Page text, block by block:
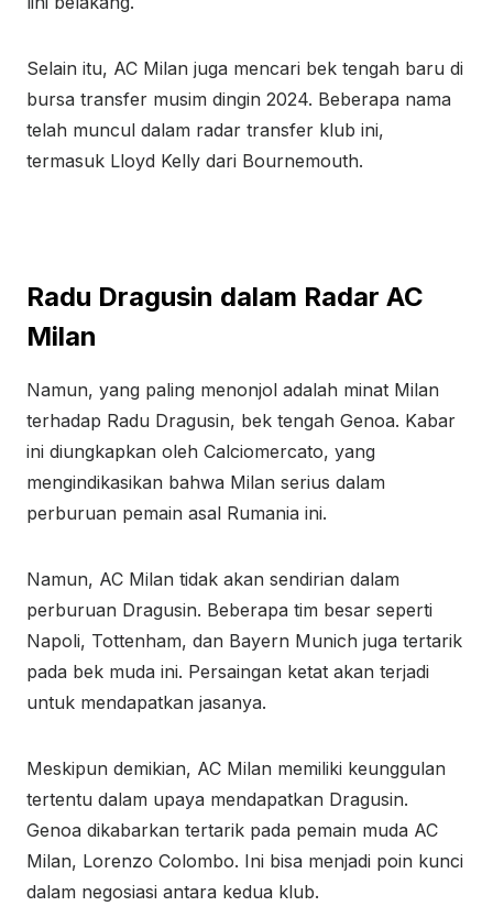
Selain itu, AC Milan juga mencari bek tengah baru di
bursa transfer musim dingin 2024. Beberapa nama
telah muncul dalam radar transfer klub ini,
termasuk Lloyd Kelly dari Bournemouth.
Radu Dragusin dalam Radar AC
Milan
Namun, yang paling menonjol adalah minat Milan
terhadap Radu Dragusin, bek tengah Genoa. Kabar
ini diungkapkan oleh Calciomercato, yang
mengindikasikan bahwa Milan serius dalam
perburuan pemain asal Rumania ini.
Namun, AC Milan tidak akan sendirian dalam
perburuan Dragusin. Beberapa tim besar seperti
Napoli, Tottenham, dan Bayern Munich juga tertarik
pada bek muda ini. Persaingan ketat akan terjadi
untuk mendapatkan jasanya.
Meskipun demikian, AC Milan memiliki keunggulan
tertentu dalam upaya mendapatkan Dragusin.
Genoa dikabarkan tertarik pada pemain muda AC
Milan, Lorenzo Colombo. Ini bisa menjadi poin kunci
dalam negosiasi antara kedua klub.